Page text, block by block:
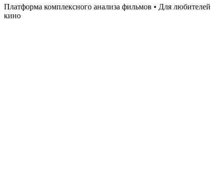
Платформа комплексного анализа фильмов • Для любителей
кино